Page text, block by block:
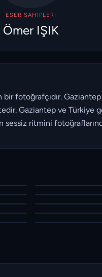
ESER SAHIPLERI
Ömer IŞIK
fotoğrafçıdır.
Gaziantep ve
sessiz ritmini